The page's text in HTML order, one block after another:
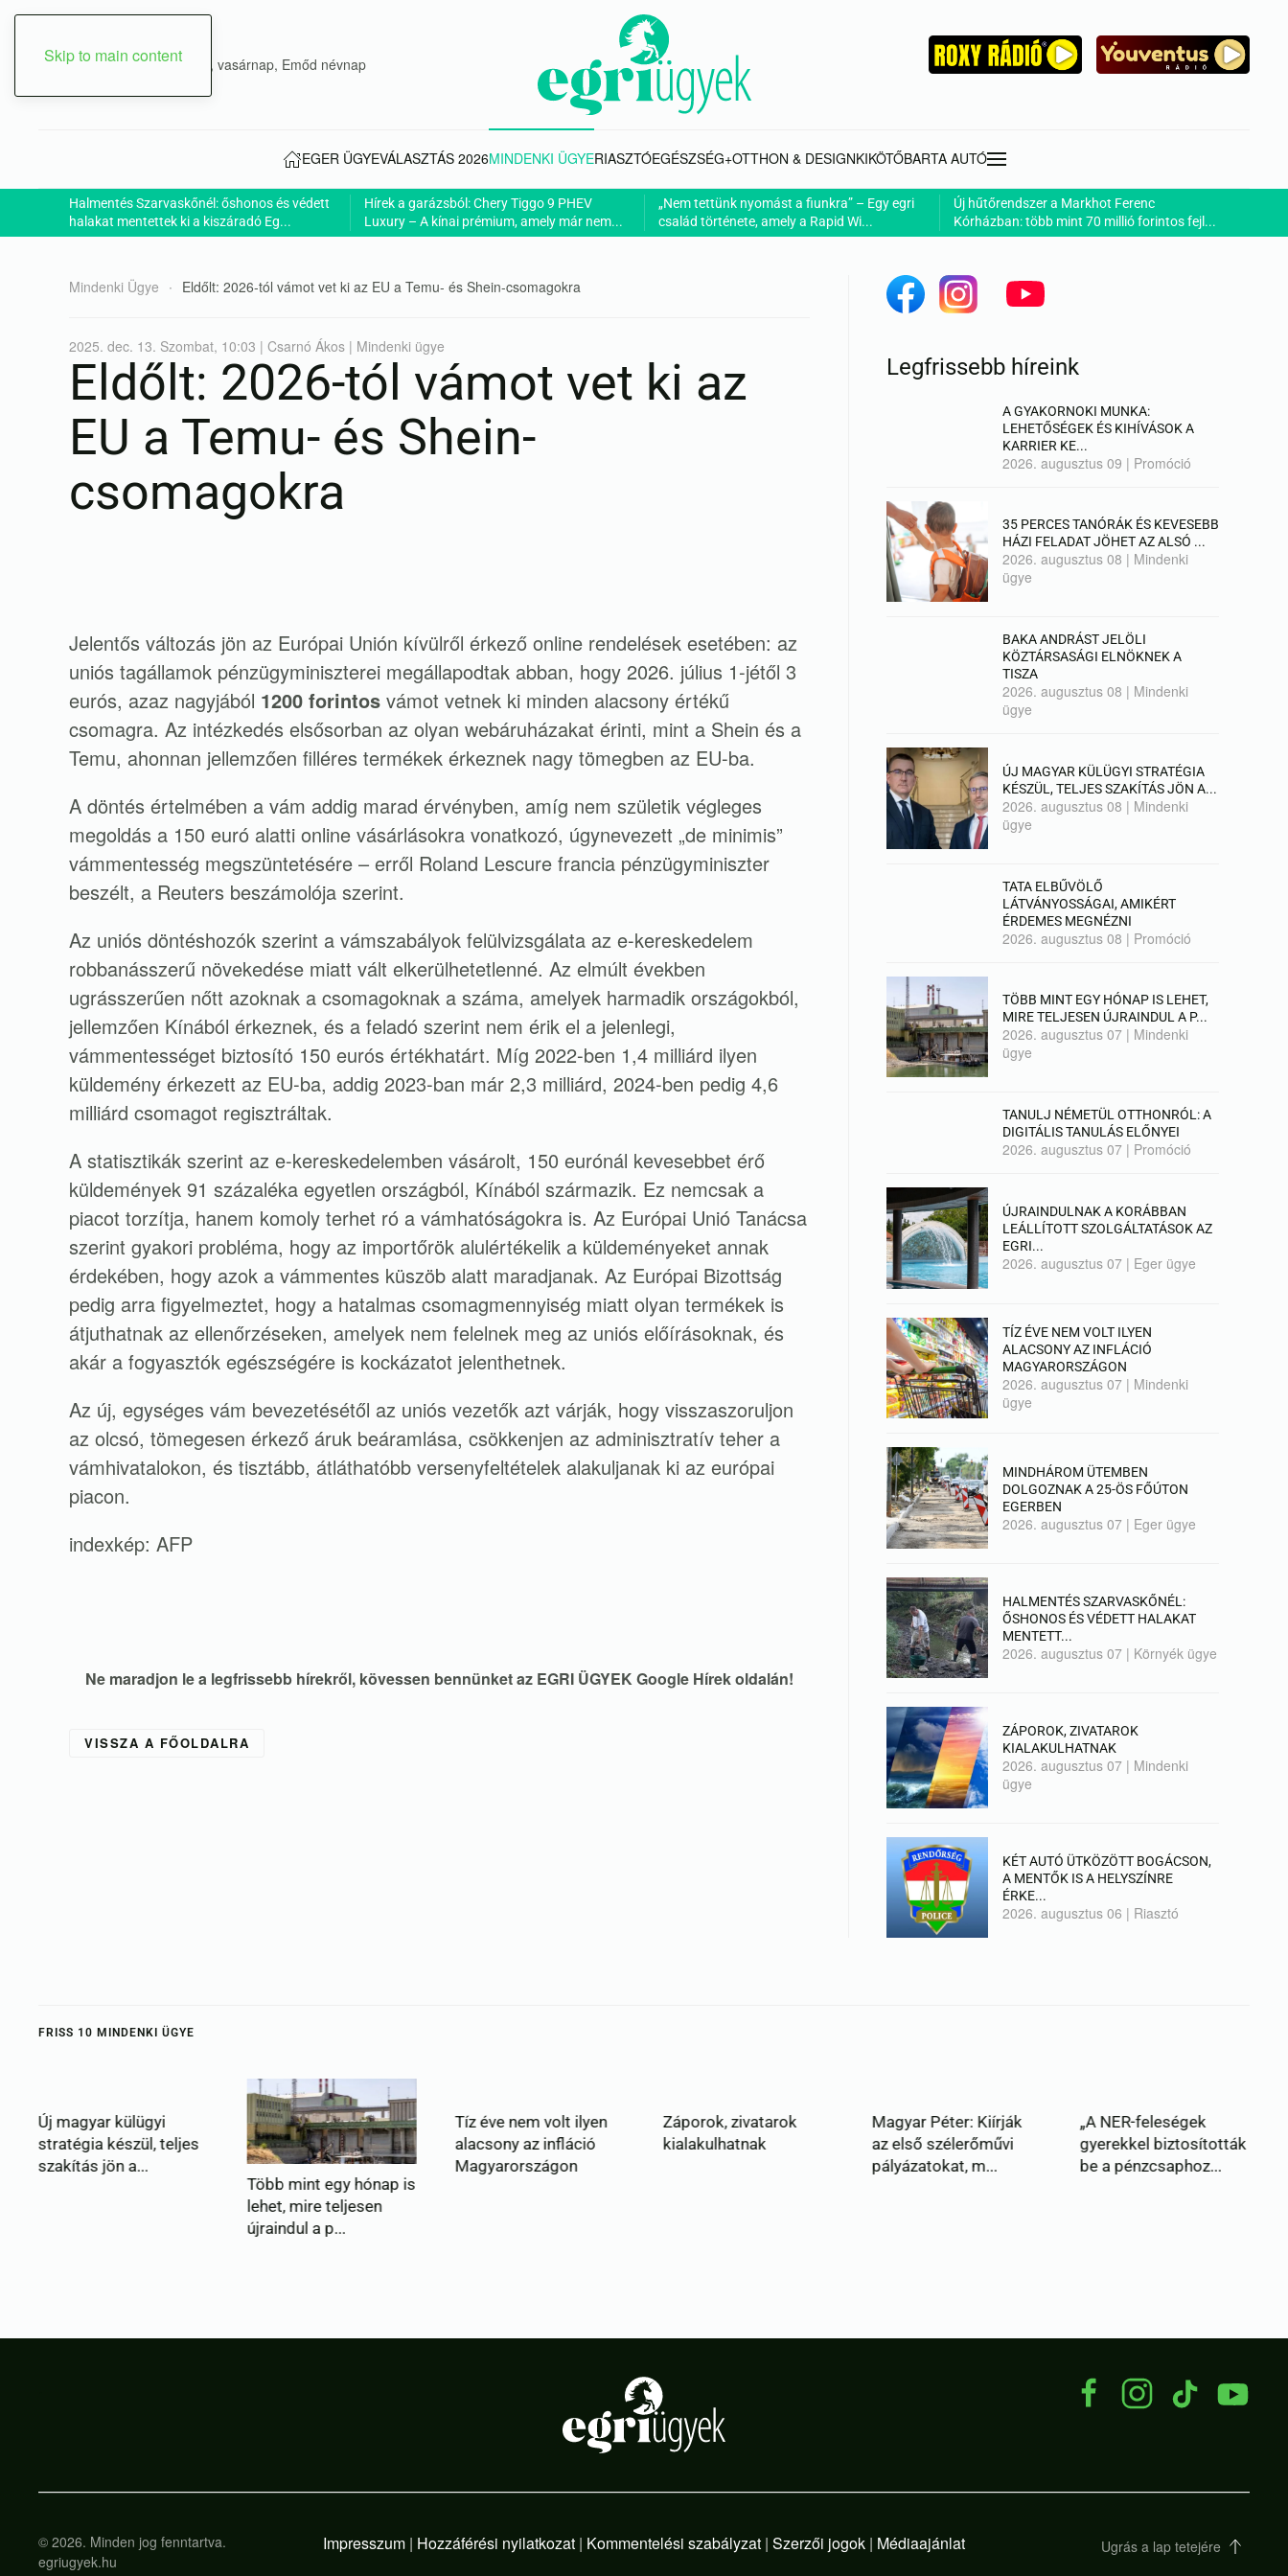
Skip to main content
2026. augusztus 09., vasárnap, Emőd névnap
EGER ÜGYEVÁLASZTÁS 2026MINDENKI ÜGYERIASZTÓEGÉSZSÉG+OTTHON & DESIGNKIKÖTŐBARTA AUTÓ
Halmentés Szarvaskőnél: őshonos és védett
halakat mentettek ki a kiszáradó Eg...
Hírek a garázsból: Chery Tiggo 9 PHEV
Luxury – A kínai prémium, amely már nem...
„Nem tettünk nyomást a fiunkra” – Egy egri
család története, amely a Rapid Wi...
Új hűtőrendszer a Markhot Ferenc
Kórházban: több mint 70 millió forintos fejl...
Mindenki Ügye Eldőlt: 2026-tól vámot vet ki az EU a Temu- és Shein-csomagokra
2025. dec. 13. Szombat, 10:03 | Csarnó Ákos | Mindenki ügye
Eldőlt: 2026-tól vámot vet ki az
EU a Temu- és Shein-
csomagokra
Jelentős változás jön az Európai Unión kívülről érkező online rendelések esetében: az
uniós tagállamok pénzügyminiszterei megállapodtak abban, hogy 2026. július 1-jétől 3
eurós, azaz nagyjából 1200 forintos vámot vetnek ki minden alacsony értékű
csomagra. Az intézkedés elsősorban az olyan webáruházakat érinti, mint a Shein és a
Temu, ahonnan jellemzően filléres termékek érkeznek nagy tömegben az EU-ba.
A döntés értelmében a vám addig marad érvényben, amíg nem születik végleges
megoldás a 150 euró alatti online vásárlásokra vonatkozó, úgynevezett „de minimis”
vámmentesség megszüntetésére – erről Roland Lescure francia pénzügyminiszter
beszélt, a Reuters beszámolója szerint.
Az uniós döntéshozók szerint a vámszabályok felülvizsgálata az e-kereskedelem
robbanásszerű növekedése miatt vált elkerülhetetlenné. Az elmúlt években
ugrásszerűen nőtt azoknak a csomagoknak a száma, amelyek harmadik országokból,
jellemzően Kínából érkeznek, és a feladó szerint nem érik el a jelenlegi,
vámmentességet biztosító 150 eurós értékhatárt. Míg 2022-ben 1,4 milliárd ilyen
küldemény érkezett az EU-ba, addig 2023-ban már 2,3 milliárd, 2024-ben pedig 4,6
milliárd csomagot regisztráltak.
A statisztikák szerint az e-kereskedelemben vásárolt, 150 eurónál kevesebbet érő
küldemények 91 százaléka egyetlen országból, Kínából származik. Ez nemcsak a
piacot torzítja, hanem komoly terhet ró a vámhatóságokra is. Az Európai Unió Tanácsa
szerint gyakori probléma, hogy az importőrök alulértékelik a küldeményeket annak
érdekében, hogy azok a vámmentes küszöb alatt maradjanak. Az Európai Bizottság
pedig arra figyelmeztet, hogy a hatalmas csomagmennyiség miatt olyan termékek is
átjuthatnak az ellenőrzéseken, amelyek nem felelnek meg az uniós előírásoknak, és
akár a fogyasztók egészségére is kockázatot jelenthetnek.
Az új, egységes vám bevezetésétől az uniós vezetők azt várják, hogy visszaszoruljon
az olcsó, tömegesen érkező áruk beáramlása, csökkenjen az adminisztratív teher a
vámhivatalokon, és tisztább, átláthatóbb versenyfeltételek alakuljanak ki az európai
piacon.
indexkép: AFP
Ne maradjon le a legfrissebb hírekről, kövessen bennünket az EGRI ÜGYEK Google Hírek oldalán!
VISSZA A FŐOLDALRA
Legfrissebb híreink
A GYAKORNOKI MUNKA:
LEHETŐSÉGEK ÉS KIHÍVÁSOK A
KARRIER KE...
2026. augusztus 09 | Promóció
35 PERCES TANÓRÁK ÉS KEVESEBB
HÁZI FELADAT JÖHET AZ ALSÓ ...
2026. augusztus 08 | Mindenki
ügye
BAKA ANDRÁST JELÖLI
KÖZTÁRSASÁGI ELNÖKNEK A
TISZA
2026. augusztus 08 | Mindenki
ügye
ÚJ MAGYAR KÜLÜGYI STRATÉGIA
KÉSZÜL, TELJES SZAKÍTÁS JÖN A...
2026. augusztus 08 | Mindenki
ügye
TATA ELBŰVÖLŐ
LÁTVÁNYOSSÁGAI, AMIKÉRT
ÉRDEMES MEGNÉZNI
2026. augusztus 08 | Promóció
TÖBB MINT EGY HÓNAP IS LEHET,
MIRE TELJESEN ÚJRAINDUL A P...
2026. augusztus 07| Mindenki
ügye
TANULJ NÉMETÜL OTTHONRÓL: A
DIGITÁLIS TANULÁS ELŐNYEI
2026. augusztus 07| Promóció
ÚJRAINDULNAK A KORÁBBAN
LEÁLLÍTOTT SZOLGÁLTATÁSOK AZ
EGRI...
2026. augusztus 07| Eger ügye
TÍZ ÉVE NEM VOLT ILYEN
ALACSONY AZ INFLÁCIÓ
MAGYARORSZÁGON
2026. augusztus 07| Mindenki
ügye
MINDHÁROM ÜTEMBEN
DOLGOZNAK A 25-ÖS FŐÚTON
EGERBEN
2026. augusztus 07| Eger ügye
HALMENTÉS SZARVASKŐNÉL:
ŐSHONOS ÉS VÉDETT HALAKAT
MENTETT...
2026. augusztus 07| Környék ügye
ZÁPOROK, ZIVATAROK
KIALAKULHATNAK
2026. augusztus 07| Mindenki
ügye
KÉT AUTÓ ÜTKÖZÖTT BOGÁCSON,
A MENTŐK IS A HELYSZÍNRE
ÉRKE...
2026. augusztus 06 | Riasztó
FRISS 10 MINDENKI ÜGYE
külügyi
készül, teljes
a...
Több mint egy hónap is
lehet, mire teljesen
Tíz éve nem volt ilyen
alacsony az infláció
Magyarországon
Záporok, zivatarok
kialakulhatnak
Magyar Péter: Kiírják
az első szélerőművi
pályázatokat, m...
„A NER-feleségek
gyerekkel biztosították
be a pénzcsaphoz...
© 2026. Minden jog fenntartva.
egriugyek.hu
Impresszum| Hozzáférési nyilatkozat| Kommentelési szabályzat| Szerzői jogok| Médiaajánlat Ugrás a lap tetejére